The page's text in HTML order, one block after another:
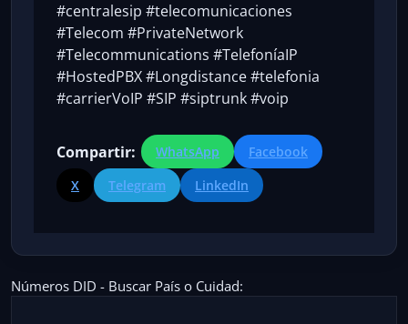
#centralesip #telecomunicaciones
#Telecom #PrivateNetwork
#Telecommunications #TelefoníaIP
#HostedPBX #Longdistance #telefonia
#carrierVoIP #SIP #siptrunk #voip
Compartir: WhatsApp
Facebook
X
Telegram LinkedIn
Números DID - Buscar País o Cuidad: